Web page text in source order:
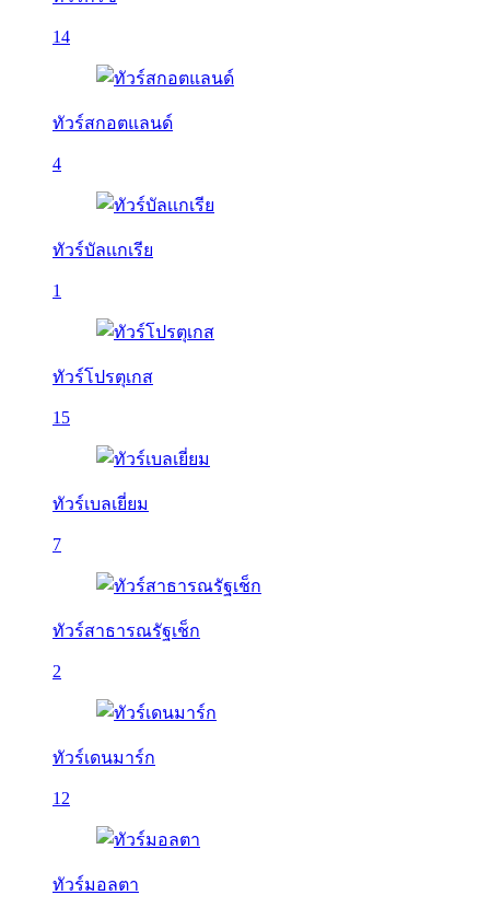
14
ทัวร์สกอตแลนด์
4
ทัวร์บัลเเกเรีย
1
ทัวร์โปรตุเกส
15
ทัวร์เบลเยี่ยม
7
ทัวร์สาธารณรัฐเช็ก
2
ทัวร์เดนมาร์ก
12
ทัวร์มอลตา